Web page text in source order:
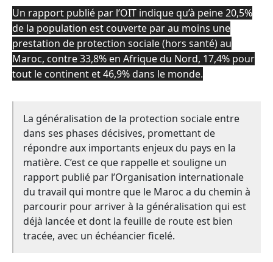
Un rapport publié par l’OIT indique qu’à peine 20,5%
de la population est couverte par au moins une
prestation de protection sociale (hors santé) au
Maroc, contre 33,8% en Afrique du Nord, 17,4% pour
tout le continent et 46,9% dans le monde.
La généralisation de la protection sociale entre
dans ses phases décisives, promettant de
répondre aux importants enjeux du pays en la
matière. C’est ce que rappelle et souligne un
rapport publié par l’Organisation internationale
du travail qui montre que le Maroc a du chemin à
parcourir pour arriver à la généralisation qui est
déjà lancée et dont la feuille de route est bien
tracée, avec un échéancier ficelé.